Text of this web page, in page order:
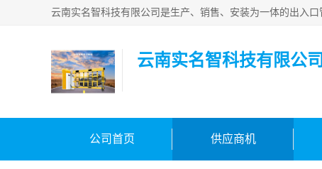
云南实名智科技有限公司
公司首页 供应商机